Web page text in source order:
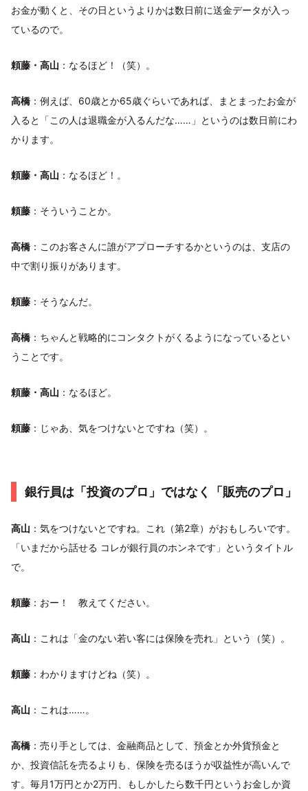
お金が動くと、その日というよりかは数日前に送金データが入っ
ているので。
頼藤・高山 ：なるほど！（笑）。
高橋 ：例えば、60歳とか65歳ぐらいであれば、まとまったお金が
入ると「この人は退職金が入るんだな……」というのは数日前にわ
かります。
頼藤・高山 ：なるほど！。
頼藤 ：そういうことか。
高橋 ：このお客さんに誰がアプローチするかというのは、支店の
中で割り振りがあります。
頼藤 ：そうなんだ。
高橋 ：ちゃんと戦略的にコンタクトがくるようになっているとい
うことです。
頼藤・高山 ：なるほど。
頼藤 ：じゃあ、気をつけないとですね（笑）。
銀行員は「投資のプロ」ではなく「販売のプロ」
高山 ：気をつけないとですね。これ（第2章）がおもしろいです。
「いまだから話せる コレが銀行員のホンネです」というタイトル
で。
頼藤 ：おー！ 教えてください。
高山 ：これは「金のない若い客には保険を売れ」という（笑）。
頼藤 ：わかりますけどね（笑）。
高山 ：これは……。
高橋 ：売り手としては、金融商品として、預金とか外貨預金と
か、投資信託を売るよりも、保険を売るほうが収益性が高いんで
す。毎月1万円とか2万円、もしかしたら数千円というお金しか資